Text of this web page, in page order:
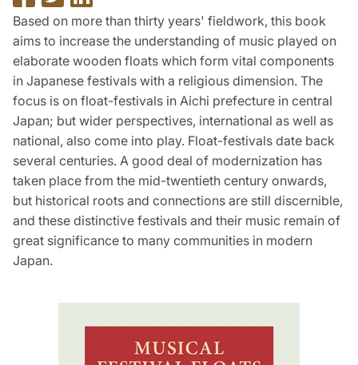
på
Facebook
på
Twitter
på
LinkedIn
Based on more than thirty years' fieldwork, this book
aims to increase the understanding of music played on
elaborate wooden floats which form vital components
in Japanese festivals with a religious dimension. The
focus is on float-festivals in Aichi prefecture in central
Japan; but wider perspectives, international as well as
national, also come into play. Float-festivals date back
several centuries. A good deal of modernization has
taken place from the mid-twentieth century onwards,
but historical roots and connections are still discernible,
and these distinctive festivals and their music remain of
great significance to many communities in modern
Japan.